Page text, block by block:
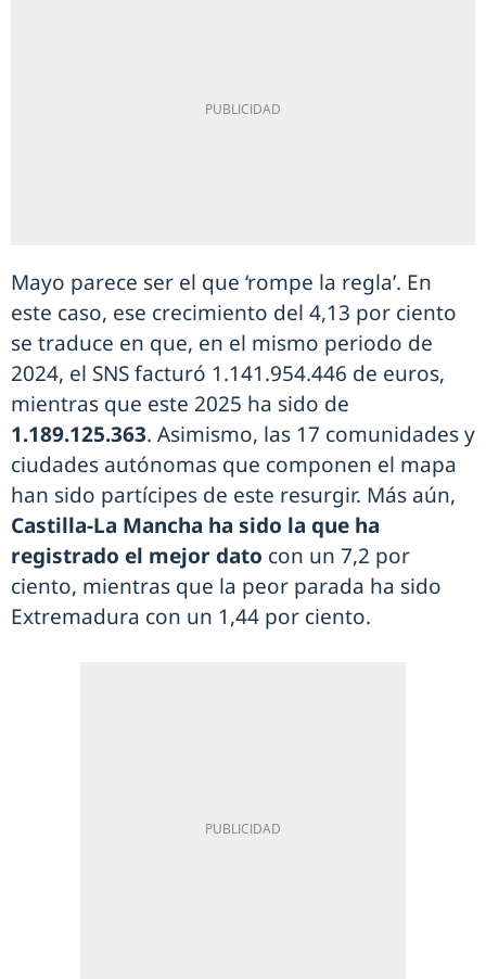
Mayo parece ser el que ‘rompe la regla’. En
este caso, ese crecimiento del 4,13 por ciento
se traduce en que, en el mismo periodo de
2024, el SNS facturó 1.141.954.446 de euros,
mientras que este 2025 ha sido de
1.189.125.363. Asimismo, las 17 comunidades y
ciudades autónomas que componen el mapa
han sido partícipes de este resurgir. Más aún,
Castilla-La Mancha ha sido la que ha
registrado el mejor dato con un 7,2 por
ciento, mientras que la peor parada ha sido
Extremadura con un 1,44 por ciento.